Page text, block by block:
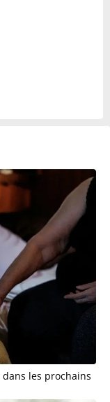
les prochains